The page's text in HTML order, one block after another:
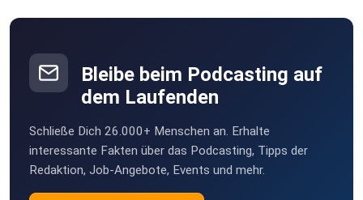
Bleibe beim Podcasting auf
dem Laufenden
Schließe Dich 26.000+ Menschen an. Erhalte
interessante Fakten über das Podcasting, Tipps der
Redaktion, Job-Angebote, Events und mehr.